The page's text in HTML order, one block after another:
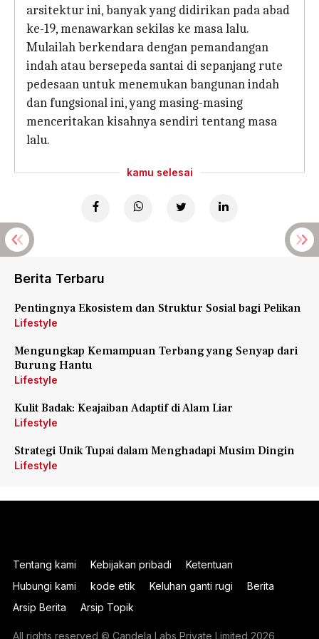
arsitektur ini, banyak yang didirikan pada abad
ke-19, menawarkan sekilas ke masa lalu.
Mulailah berkendara dengan pemandangan
indah atau bersepeda santai di sepanjang rute
pedesaan untuk menemukan bangunan indah
dan fungsional ini, yang masing-masing
menceritakan kisahnya sendiri tentang masa
lalu.
kamu selesai
Berita Terbaru
Pentingnya Ekosistem dan Struktur Sosial bagi Pelikan
Lifestyle
Mengungkap Kemampuan Terbang yang Senyap dari
Burung Hantu
Lifestyle
Kulit Badak: Keajaiban Adaptif di Alam Liar
Lifestyle
Strategi Unik Tupai dalam Menghadapi Musim Dingin
Lifestyle
Tentang kami Kebijakan pribadi
Ketentuan
Hubungi kami
kode etik Keluhan ganti rugi
Berita
Arsip Berita
Arsip Topik
All rights reserved © Candela Labs Private Limited 2026